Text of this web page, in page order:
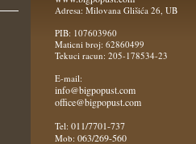
Adresa: Milovana Glišića 26, UB
PIB: 107603960
Maticni broj: 62860499
Tekuci racun: 205-178534-23
E-mail:
info@bigpopust.com
office@bigpopust.com
Tel: 011/7701-737
Mob: 063/269-560